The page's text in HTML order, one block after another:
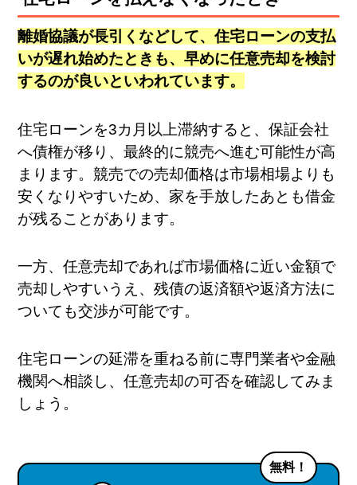
離婚協議が長引くなどして、住宅ローンの支払
いが遅れ始めたときも、早めに任意売却を検討
するのが良いといわれています。
住宅ローンを3カ月以上滞納すると、保証会社
へ債権が移り、最終的に競売へ進む可能性が高
まります。競売での売却価格は市場相場よりも
安くなりやすいため、家を手放したあとも借金
が残ることがあります。
一方、任意売却であれば市場価格に近い金額で
売却しやすいうえ、残債の返済額や返済方法に
ついても交渉が可能です。
住宅ローンの延滞を重ねる前に専門業者や金融
機関へ相談し、任意売却の可否を確認してみま
しょう。
無料！